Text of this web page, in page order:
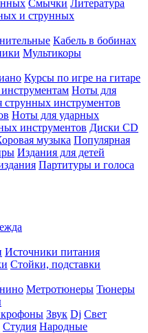
Смычки Литература
и струнных
Кабель в бобинах
Мультикоры
Курсы по игре на гитаре
Ноты для
струнных инструментов
Ноты для ударных
инструментов Диски CD
музыка Популярная
Издания для детей
Партитуры и голоса
Источники питания
Стойки, подставки
Метротюнеры Тюнеры
Звук Dj Свет
Студия Народные